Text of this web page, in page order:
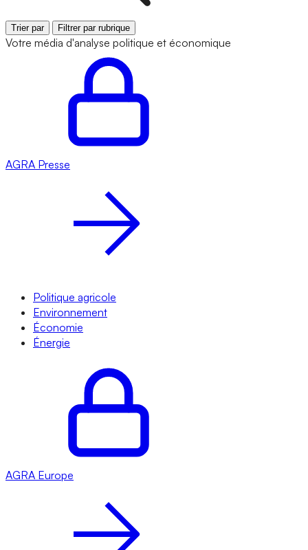
Trier par Filtrer par rubrique
Votre média d'analyse politique et économique
AGRA Presse
Politique agricole
Environnement
Économie
Énergie
AGRA Europe